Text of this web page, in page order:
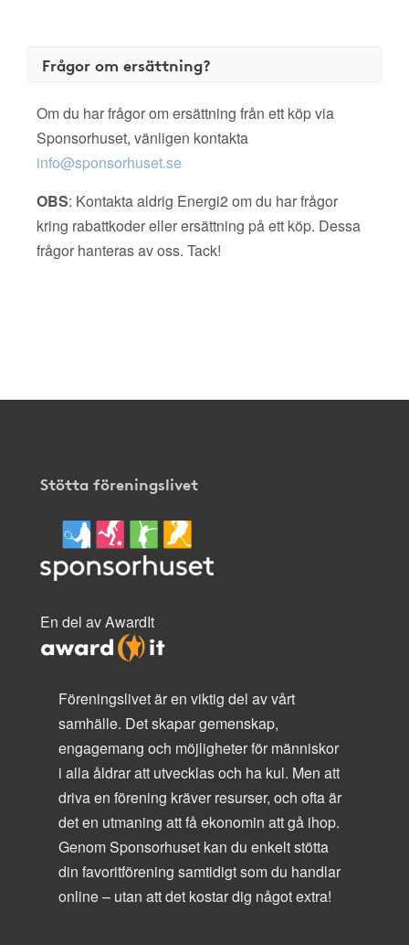
Frågor om ersättning?
Om du har frågor om ersättning från ett köp via
Sponsorhuset, vänligen kontakta
info@sponsorhuset.se
OBS: Kontakta aldrig Energi2 om du har frågor
kring rabattkoder eller ersättning på ett köp. Dessa
frågor hanteras av oss. Tack!
Stötta föreningslivet
En del av AwardIt
Föreningslivet är en viktig del av vårt
samhälle. Det skapar gemenskap,
engagemang och möjligheter för människor
i alla åldrar att utvecklas och ha kul. Men att
driva en förening kräver resurser, och ofta är
det en utmaning att få ekonomin att gå ihop.
Genom Sponsorhuset kan du enkelt stötta
din favoritförening samtidigt som du handlar
online – utan att det kostar dig något extra!